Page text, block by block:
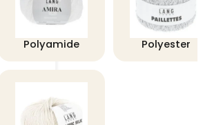
Polyamide Polyester